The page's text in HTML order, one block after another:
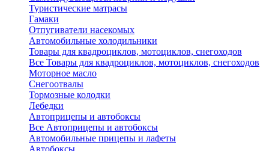
Туристические матрасы
Гамаки
Отпугиватели насекомых
Автомобильные холодильники
Товары для квадроциклов, мотоциклов, снегоходов
Все Товары для квадроциклов, мотоциклов, снегоходов
Моторное масло
Снегоотвалы
Тормозные колодки
Лебедки
Автоприцепы и автобоксы
Все Автоприцепы и автобоксы
Автомобильные прицепы и лафеты
Автобоксы